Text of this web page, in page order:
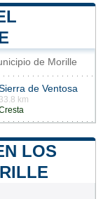
de Morille
de Ventosa
33.8 km
LOS